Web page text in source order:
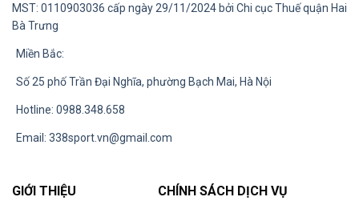
MST: 0110903036 cấp ngày 29/11/2024 bởi Chi cục Thuế quận Hai
Bà Trưng
Miền Bắc:
Số 25 phố Trần Đại Nghĩa, phường Bạch Mai, Hà Nội
Hotline: 0988.348.658
Email: 338sport.vn@gmail.com
GIỚI THIỆU CHÍNH SÁCH DỊCH VỤ